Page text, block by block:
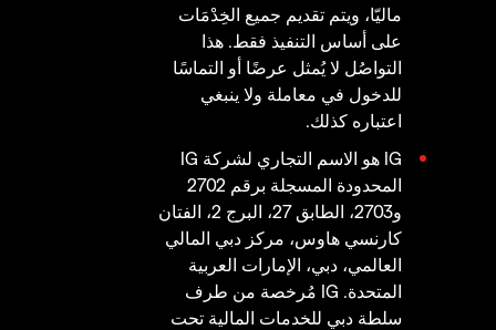
ماليّا، ويتم تقديم جميع الخِدْمَات
على أساس التنفيذ فقط. هذا
التواصُل لا يُمثل عرضًا أو التماسًا
للدخول في معاملة ولا ينبغي
اعتباره كذلك.
IG هو الاسم التجاري لشركة IG
المحدودة المسجلة برقم 2702
و2703، الطابق 27، البرج 2، الفتان
كارنسي هاوس، مركز دبي المالي
العالمي، دبي، الإمارات العربية
المتحدة. IG مُرخصة من طرف
سلطة دبي للخدمات المالية تحت